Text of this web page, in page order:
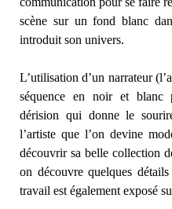
scène sur un fond blanc
introduit son univers.
L’utilisation d’un narrateur
séquence en noir et blanc
dérision qui donne le
l’artiste que l’on devine
découvrir sa belle collection
on découvre quelques
travail est également exposé